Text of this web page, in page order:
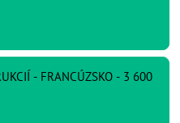
- FRANCÚZSKO - 3 600